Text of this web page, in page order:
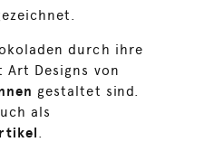
durch ihre
Art Designs von
gestaltet sind.
als
.